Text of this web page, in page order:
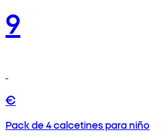
9
€
Pack de 4 calcetines para niño